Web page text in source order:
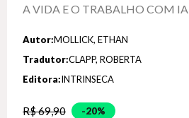
A VIDA E O TRABALHO COM IA
Autor:MOLLICK, ETHAN
Tradutor:CLAPP, ROBERTA
Editora:INTRINSECA
R$ 69,90 20%